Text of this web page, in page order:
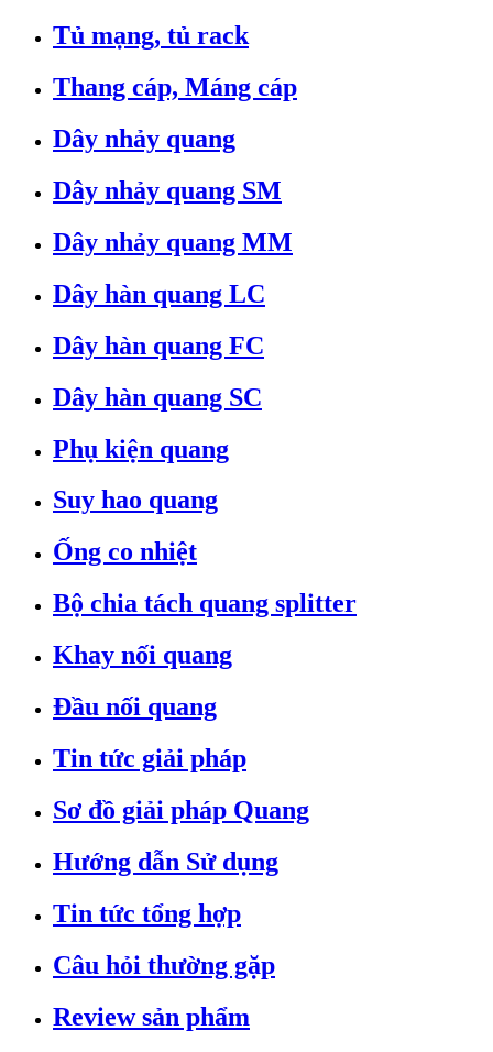
Tủ mạng, tủ rack
Thang cáp, Máng cáp
Dây nhảy quang
Dây nhảy quang SM
Dây nhảy quang MM
Dây hàn quang LC
Dây hàn quang FC
Dây hàn quang SC
Phụ kiện quang
Suy hao quang
Ống co nhiệt
Bộ chia tách quang splitter
Khay nối quang
Đầu nối quang
Tin tức giải pháp
Sơ đồ giải pháp Quang
Hướng dẫn Sử dụng
Tin tức tổng hợp
Câu hỏi thường gặp
Review sản phẩm